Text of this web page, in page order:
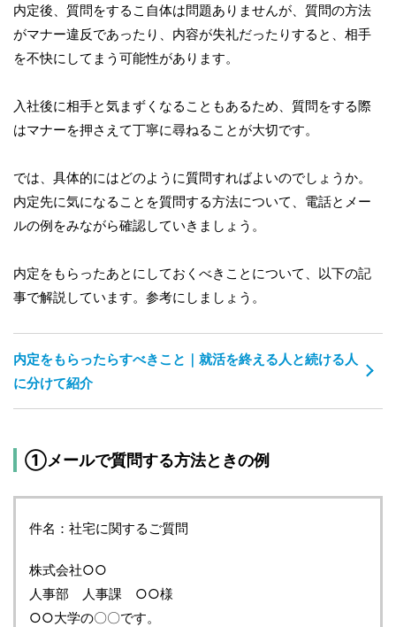
内定後、質問をするこ自体は問題ありませんが、質問の方法
がマナー違反であったり、内容が失礼だったりすると、相手
を不快にしてまう可能性があります。
入社後に相手と気まずくなることもあるため、質問をする際
はマナーを押さえて丁寧に尋ねることが大切です。
では、具体的にはどのように質問すればよいのでしょうか。
内定先に気になることを質問する方法について、電話とメー
ルの例をみながら確認していきましょう。
内定をもらったあとにしておくべきことについて、以下の記
事で解説しています。参考にしましょう。
内定をもらったらすべきこと｜就活を終える人と続ける人
に分けて紹介
①メールで質問する方法ときの例
件名：社宅に関するご質問
株式会社○○
人事部 人事課 ○○様
○○大学の〇〇です。